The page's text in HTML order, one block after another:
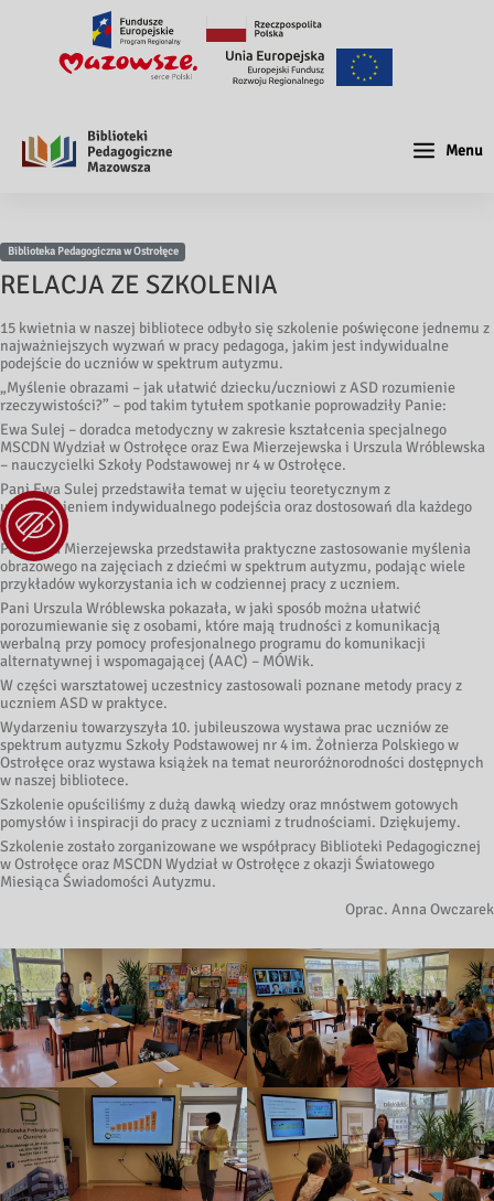
Menu
Biblioteka Pedagogiczna w Ostrołęce
RELACJA ZE SZKOLENIA
15 kwietnia w naszej bibliotece odbyło się szkolenie poświęcone jednemu z
najważniejszych wyzwań w pracy pedagoga, jakim jest indywidualne
podejście do uczniów w spektrum autyzmu.
„Myślenie obrazami – jak ułatwić dziecku/uczniowi z ASD rozumienie
rzeczywistości?” – pod takim tytułem spotkanie poprowadziły Panie:
Ewa Sulej – doradca metodyczny w zakresie kształcenia specjalnego
MSCDN Wydział w Ostrołęce oraz Ewa Mierzejewska i Urszula Wróblewska
– nauczycielki Szkoły Podstawowej nr 4 w Ostrołęce.
Pani Ewa Sulej przedstawiła temat w ujęciu teoretycznym z
uwzględnieniem indywidualnego podejścia oraz dostosowań dla każdego
ucznia.
Pani Ewa Mierzejewska przedstawiła praktyczne zastosowanie myślenia
obrazowego na zajęciach z dziećmi w spektrum autyzmu, podając wiele
przykładów wykorzystania ich w codziennej pracy z uczniem.
Pani Urszula Wróblewska pokazała, w jaki sposób można ułatwić
porozumiewanie się z osobami, które mają trudności z komunikacją
werbalną przy pomocy profesjonalnego programu do komunikacji
alternatywnej i wspomagającej (AAC) – MÓWik.
W części warsztatowej uczestnicy zastosowali poznane metody pracy z
uczniem ASD w praktyce.
Wydarzeniu towarzyszyła 10. jubileuszowa wystawa prac uczniów ze
spektrum autyzmu Szkoły Podstawowej nr 4 im. Żołnierza Polskiego w
Ostrołęce oraz wystawa książek na temat neuroróżnorodności dostępnych
w naszej bibliotece.
Szkolenie opuściliśmy z dużą dawką wiedzy oraz mnóstwem gotowych
pomysłów i inspiracji do pracy z uczniami z trudnościami. Dziękujemy.
Szkolenie zostało zorganizowane we współpracy Biblioteki Pedagogicznej
w Ostrołęce oraz MSCDN Wydział w Ostrołęce z okazji Światowego
Miesiąca Świadomości Autyzmu.
Oprac. Anna Owczarek